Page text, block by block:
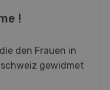
oder
Thema? In